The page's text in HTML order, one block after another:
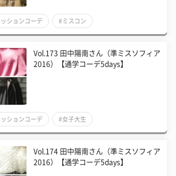
ションコーデ #ミスコン
Vol.173 田中陽南さん（準ミスソフィア
2016）【通学コーデ5days】
ションコーデ #女子大生
Vol.174 田中陽南さん（準ミスソフィア
2016）【通学コーデ5days】